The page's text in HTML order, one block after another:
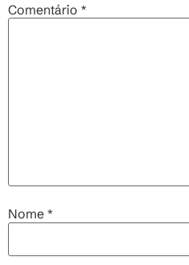
Comentário *
Nome *